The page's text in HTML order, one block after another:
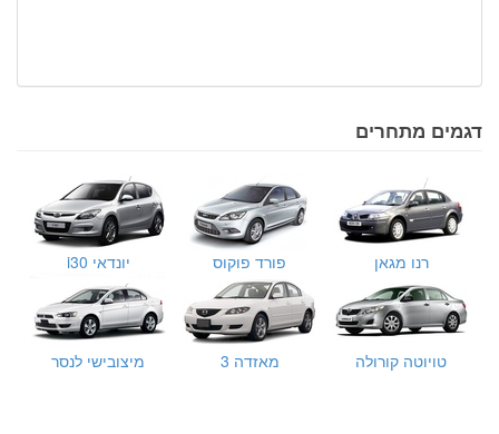
דגמים מתחרים
רנו מגאן פורד פוקוס יונדאי i30
טויוטה קורולה מאזדה 3 מיצובישי לנסר